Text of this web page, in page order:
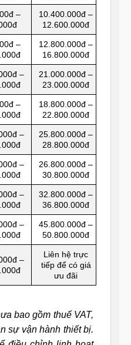
–
10.400.000đ –
12.600.000đ
–
12.800.000đ –
16.800.000đ
–
21.000.000đ –
23.000.000đ
–
18.800.000đ –
22.800.000đ
–
25.800.000đ –
28.800.000đ
–
26.800.000đ –
30.800.000đ
–
32.800.000đ –
36.800.000đ
–
45.800.000đ –
50.800.000đ
–
Liên hệ trực
tiếp để có giá
ưu đãi
bao gồm thuế VAT,
sự vận hành thiết bị.